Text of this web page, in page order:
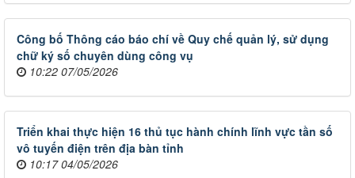
Công bố Thông cáo báo chí về Quy chế quản lý, sử dụng
chữ ký số chuyên dùng công vụ
10:22 07/05/2026
Triển khai thực hiện 16 thủ tục hành chính lĩnh vực tần số
vô tuyến điện trên địa bàn tỉnh
10:17 04/05/2026